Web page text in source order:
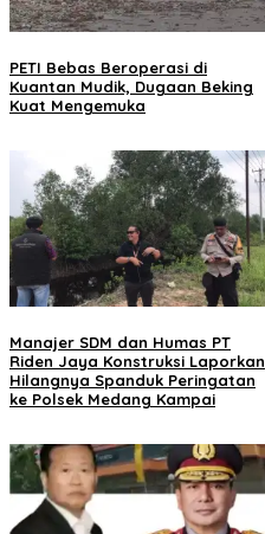
PETI Bebas Beroperasi di
Kuantan Mudik, Dugaan Beking
Kuat Mengemuka
Manajer SDM dan Humas PT
Riden Jaya Konstruksi Laporkan
Hilangnya Spanduk Peringatan
ke Polsek Medang Kampai